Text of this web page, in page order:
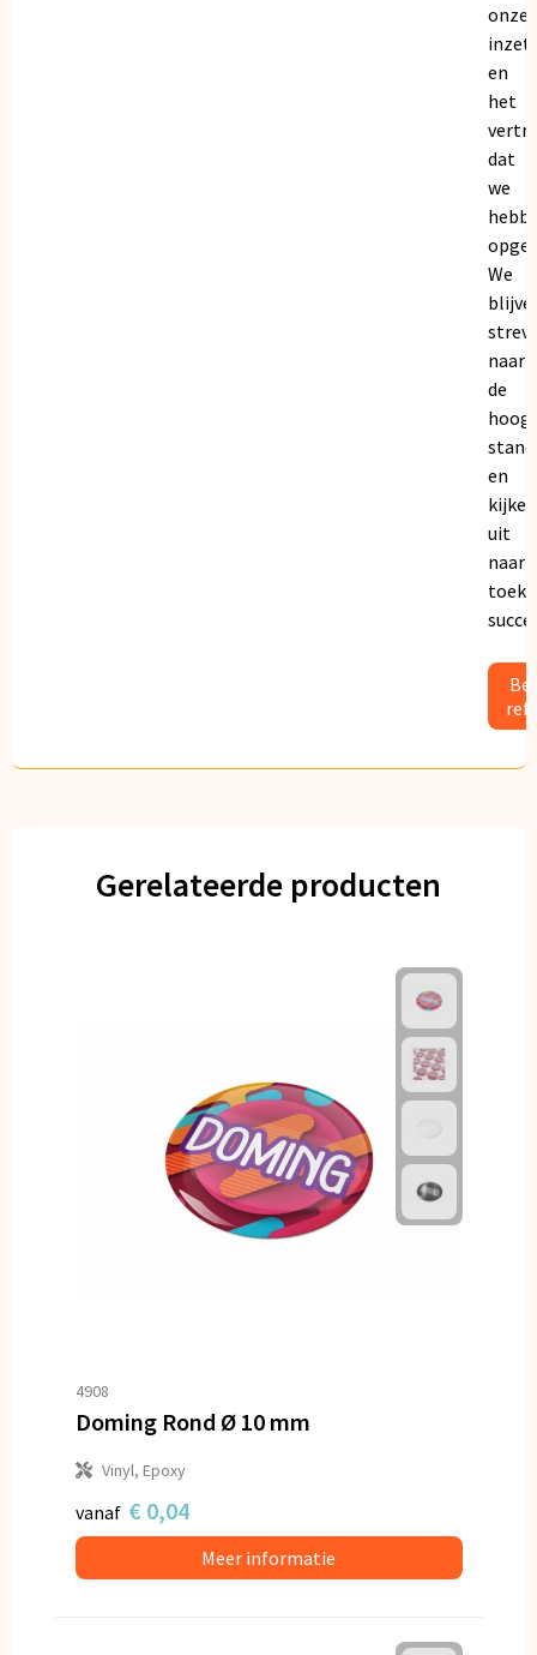
onze
inzet
en
het
dat
we
We
naar
de
en
kijken
uit
naar
Gerelateerde producten
4908
Doming Rond Ø 10 mm
Vinyl, Epoxy
vanaf € 0,04
Meer informatie